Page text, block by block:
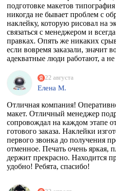
Ростова, как говорится "и там
на эту организацию! Знала, что
надежда, как говорится, живее
приняли, менеджер Ярослава
отвечала на все вопросы,
после получения макета. Мой
отдельная история - абсолютно
люди!!!! Позитив сквозит даже
РЕКОМЕНДУЮ ВСЕМИ
подготовке макетов
никогда не бывает проблем с
наклейку, которую рисовал на
связаться с менеджером и
правках. Опять же никаких
если вовремя заказали, значит
адекватные люди работают, а
22 августа
Елена М.
Отличная компания!
макет. Отличный менеджер
сопровождал на каждом этапе
готового заказа. Наклейки
первого звонка до получения
отменное. Печать очень яркая,
держит прекрасно. Находится
удобно! Ребята, спасибо!